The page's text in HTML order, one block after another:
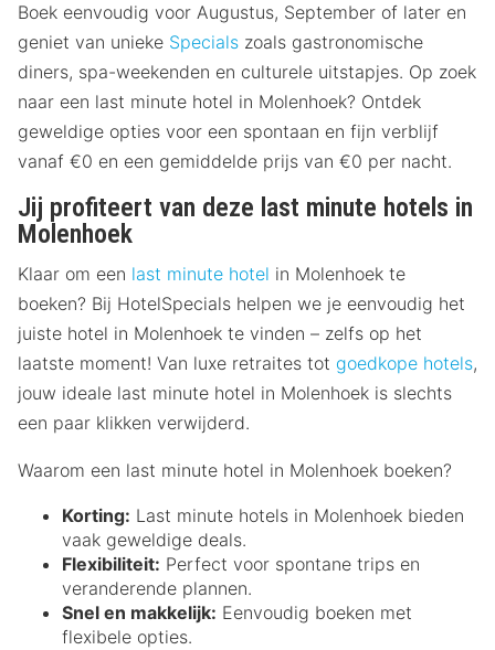
Boek eenvoudig voor Augustus, September of later en
geniet van unieke Specials zoals gastronomische
diners, spa-weekenden en culturele uitstapjes. Op zoek
naar een last minute hotel in Molenhoek? Ontdek
geweldige opties voor een spontaan en fijn verblijf
vanaf €0 en een gemiddelde prijs van €0 per nacht.
Jij profiteert van deze last minute hotels in
Molenhoek
Klaar om een last minute hotel in Molenhoek te
boeken? Bij HotelSpecials helpen we je eenvoudig het
juiste hotel in Molenhoek te vinden – zelfs op het
laatste moment! Van luxe retraites tot goedkope hotels,
jouw ideale last minute hotel in Molenhoek is slechts
een paar klikken verwijderd.
Waarom een last minute hotel in Molenhoek boeken?
Korting: Last minute hotels in Molenhoek bieden
vaak geweldige deals.
Flexibiliteit: Perfect voor spontane trips en
veranderende plannen.
Snel en makkelijk: Eenvoudig boeken met
flexibele opties.